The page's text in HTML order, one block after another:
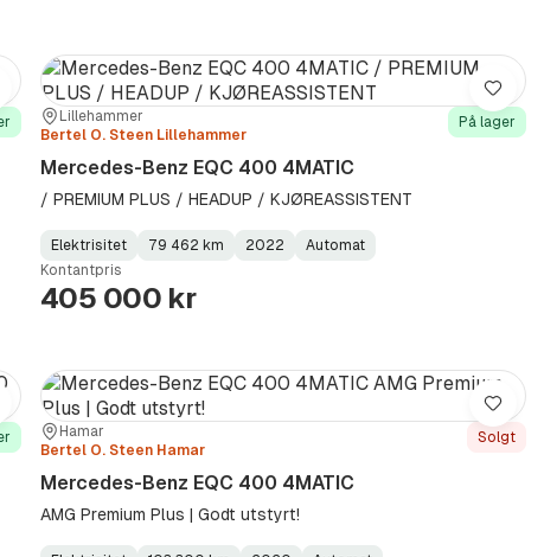
Sted:
Lillehammer
Forhandler:
Bertel O. Steen Lillehammer
På lager
Mercedes-Benz EQC 400 4MATIC
/ PREMIUM PLUS / HEADUP / KJØREASSISTENT
Fuel
Type:
Elektrisitet
Kilometerstand:
79 462 km
Model
Year:
2022
Gearbox
Type:
Automat
Kontantpris
405 000 kr
Lagre
Sted:
Hamar
Forhandler:
Bertel O. Steen Hamar
Solgt
Mercedes-Benz EQC 400 4MATIC
AMG Premium Plus | Godt utstyrt!
Lagre